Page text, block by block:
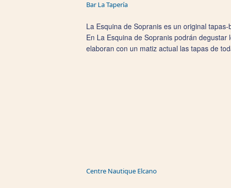
Bar La Tapería
La Esquina de Sopranis es un original
En La Esquina de Sopranis podrán
elaboran con un matiz actual las tapas de
Centre Nautique Elcano